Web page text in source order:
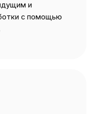
и
с помощью